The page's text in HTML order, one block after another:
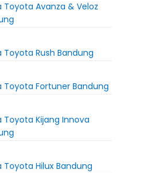
Toyota Avanza & Veloz
Toyota Rush Bandung
Toyota Fortuner Bandung
Toyota Kijang Innova
Toyota Hilux Bandung